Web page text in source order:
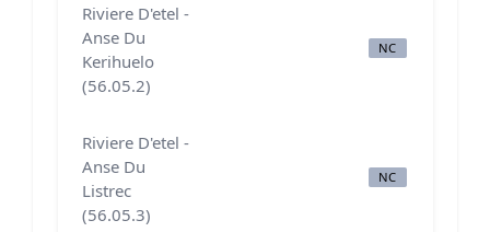
Riviere D'etel -
Anse Du
Kerihuelo
(56.05.2)
NC
Riviere D'etel -
Anse Du
Listrec
(56.05.3)
NC